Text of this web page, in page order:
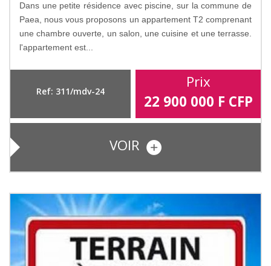
Dans une petite résidence avec piscine, sur la commune de
Paea, nous vous proposons un appartement T2 comprenant
une chambre ouverte, un salon, une cuisine et une terrasse.
l'appartement est...
Ref: 311/mdv-24
Prix
22 900 000 F CFP
VOIR